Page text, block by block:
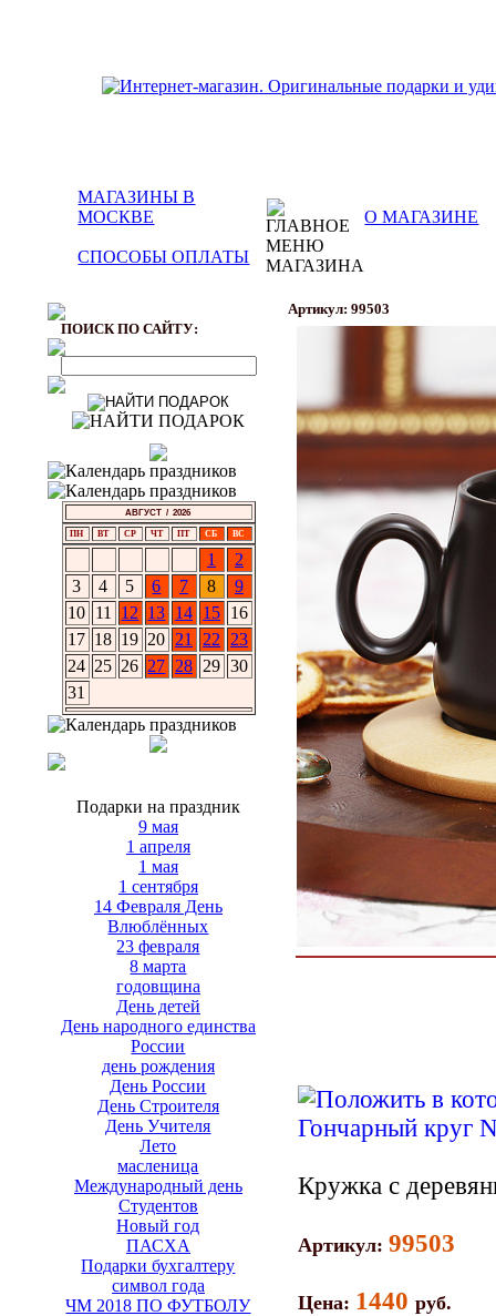
МАГАЗИНЫ В
МОСКВЕ
О МАГАЗИНЕ
СПОСОБЫ ОПЛАТЫ
ПОИСК ПО САЙТУ:
АВГУСТ / 2026
ПН ВТ СР ЧТ ПТ СБ ВС
1
2
3
4 5 6 7 8
9
10 11 12 13 14 15 16
17 18 19 20 21 22
23
24 25 26 27 28 29 30
31
Подарки на праздник
9 мая
1 апреля
1 мая
1 сентября
14 Февраля День
Влюблённых
23 февраля
8 марта
годовщина
День детей
День народного единства
России
день рождения
День России
День Строителя
День Учителя
Лето
масленица
Международный день
Студентов
Новый год
ПАСХА
Подарки бухгалтеру
символ года
ЧМ 2018 ПО ФУТБОЛУ
Артикул: 99503
Кружка с
Артикул: 99503
Цена: 1440 руб.